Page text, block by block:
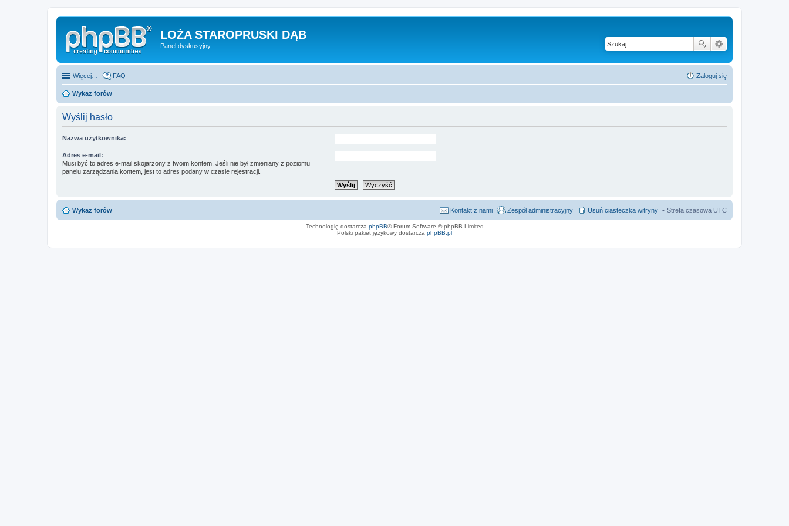
LOŻA STAROPRUSKI DĄB
Panel dyskusyjny
Więcej… FAQ Zaloguj się
Wykaz forów
Wyślij hasło
Nazwa użytkownika:
Adres e-mail:
Musi być to adres e-mail skojarzony z twoim kontem. Jeśli nie był zmieniany z poziomu
panelu zarządzania kontem, jest to adres podany w czasie rejestracji.
Wykaz forów Strefa czasowa UTC
Usuń ciasteczka witryny
Zespół administracyjny
Kontakt z nami
Technologię dostarcza phpBB® Forum Software © phpBB Limited
Polski pakiet językowy dostarcza phpBB.pl